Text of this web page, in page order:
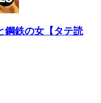
鉄の女【タテ読